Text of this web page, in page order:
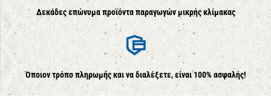
Δεκάδες επώνυμα προϊόντα παραγωγών μικρής κλίμακας
Όποιον τρόπο πληρωμής και να διαλέξετε, είναι 100% ασφαλής!